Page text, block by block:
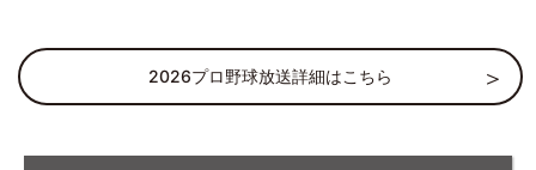
2026プロ野球放送詳細はこちら